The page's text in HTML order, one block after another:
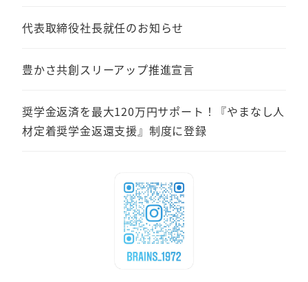
代表取締役社長就任のお知らせ
豊かさ共創スリーアップ推進宣言
奨学金返済を最大120万円サポート！『やまなし人
材定着奨学金返還支援』制度に登録